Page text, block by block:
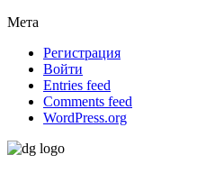
Мета
Регистрация
Войти
Entries feed
Comments feed
WordPress.org